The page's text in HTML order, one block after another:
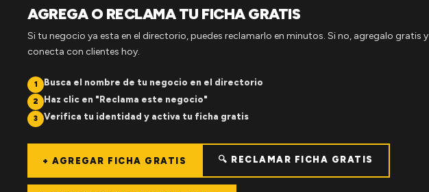
AGREGA O RECLAMA TU FICHA GRATIS
Si tu negocio ya esta en el directorio, puedes reclamarlo en minutos. Si no, agregalo gratis y
conecta con clientes hoy.
1 Busca el nombre de tu negocio en el directorio
2 Haz clic en "Reclama este negocio"
3 Verifica tu identidad y activa tu ficha gratis
+ AGREGAR FICHA GRATIS 🔍 RECLAMAR FICHA GRATIS